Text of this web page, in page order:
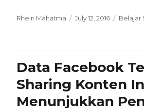
Rhein Mahatma
Posted
July 12, 2016 Belajar
Data Facebook
Sharing Konten
Menunjukkan